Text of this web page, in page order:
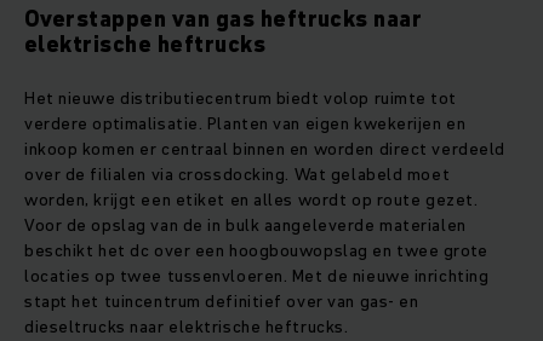
Overstappen van gas heftrucks naar
elektrische heftrucks
Het nieuwe distributiecentrum biedt volop ruimte tot
verdere optimalisatie. Planten van eigen kwekerijen en
inkoop komen er centraal binnen en worden direct verdeeld
over de filialen via crossdocking. Wat gelabeld moet
worden, krijgt een etiket en alles wordt op route gezet.
Voor de opslag van de in bulk aangeleverde materialen
beschikt het dc over een hoogbouwopslag en twee grote
locaties op twee tussenvloeren. Met de nieuwe inrichting
stapt het tuincentrum definitief over van gas- en
dieseltrucks naar elektrische heftrucks.